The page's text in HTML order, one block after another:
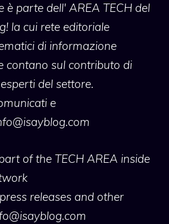
è parte dell' AREA TECH del
la cui rete editoriale
di informazione
contano sul contributo di
del settore.
e
of the TECH AREA inside
releases and other